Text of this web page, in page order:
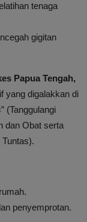
tenaga
gigitan
Papua Tengah,
yang digalakkan di
” (Tanggulangi
dan Obat serta
penyemprotan.